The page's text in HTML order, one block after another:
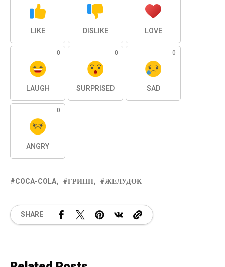
LIKE DISLIKE LOVE
0
LAUGH
0
SURPRISED
0
SAD
0
ANGRY
COCA-COLA ГРИПП ЖЕЛУДОК
SHARE